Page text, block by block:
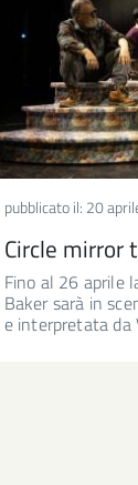
pubblicato il: 20
Circle mirror
Fino al 26 aprile
Baker sarà in
e interpretata da